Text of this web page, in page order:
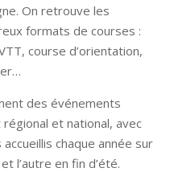
On retrouve les
formats de courses :
course d’orientation,
des événements
et national, avec
chaque année sur
l’autre en fin d’été.